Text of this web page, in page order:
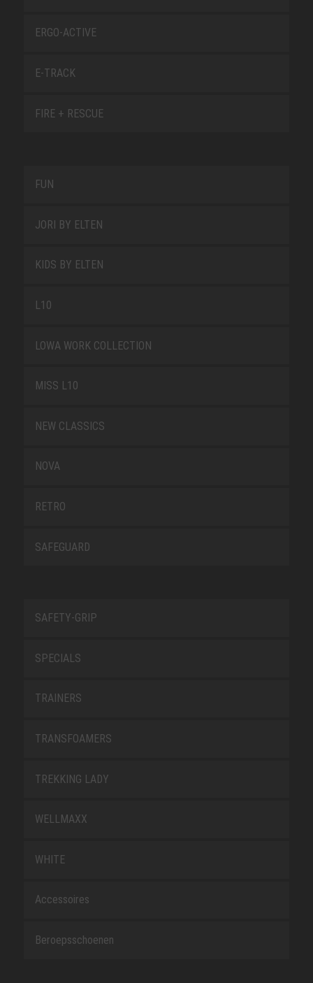
ERGO-ACTIVE
E-TRACK
FIRE + RESCUE
FUN
JORI BY ELTEN
KIDS BY ELTEN
L10
LOWA WORK COLLECTION
MISS L10
NEW CLASSICS
NOVA
RETRO
SAFEGUARD
SAFETY-GRIP
SPECIALS
TRAINERS
TRANSFOAMERS
TREKKING LADY
WELLMAXX
WHITE
Accessoires
Beroepsschoenen